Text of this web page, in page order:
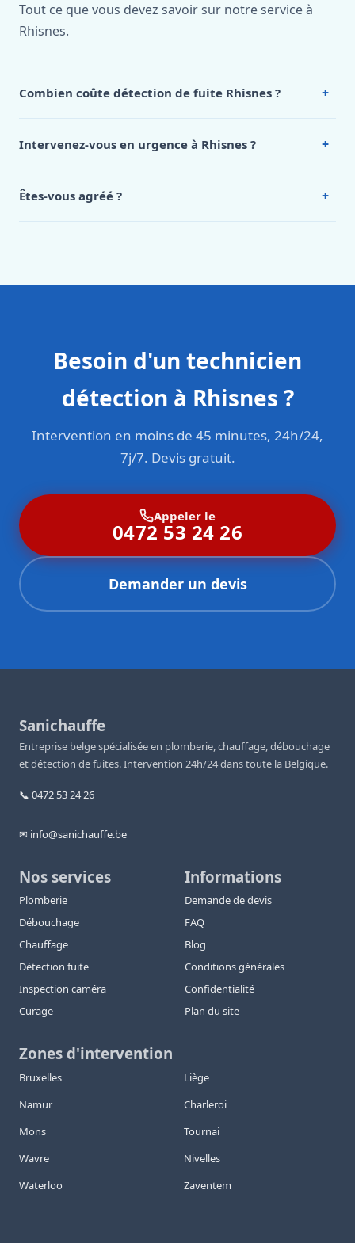
Tout ce que vous devez savoir sur notre service à
Rhisnes.
Combien coûte détection de fuite Rhisnes ? +
Rhisnes, appelez le 0472 53 24 26.
Intervenez-vous en urgence à Rhisnes ? +
Êtes-vous agréé ? +
Besoin d'un technicien
détection à Rhisnes ?
Intervention en moins de 45 minutes, 24h/24,
7j/7. Devis gratuit.
Appeler le
0472 53 24 26
Demander un devis
Sanichauffe
Entreprise belge spécialisée en plomberie, chauffage, débouchage
et détection de fuites. Intervention 24h/24 dans toute la Belgique.
📞 0472 53 24 26
✉ info@sanichauffe.be
Nos services
Plomberie
Débouchage
Chauffage
Détection fuite
Inspection caméra
Curage
Informations
Demande de devis
FAQ
Blog
Conditions générales
Confidentialité
Plan du site
Zones d'intervention
Bruxelles
Liège
Namur
Charleroi
Mons
Tournai
Wavre
Nivelles
Waterloo
Zaventem